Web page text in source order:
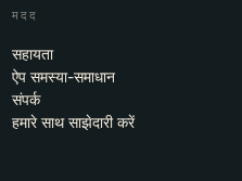
मदद
सहायता
ऐप समस्या-समाधान
संपर्क
हमारे साथ साझेदारी करें